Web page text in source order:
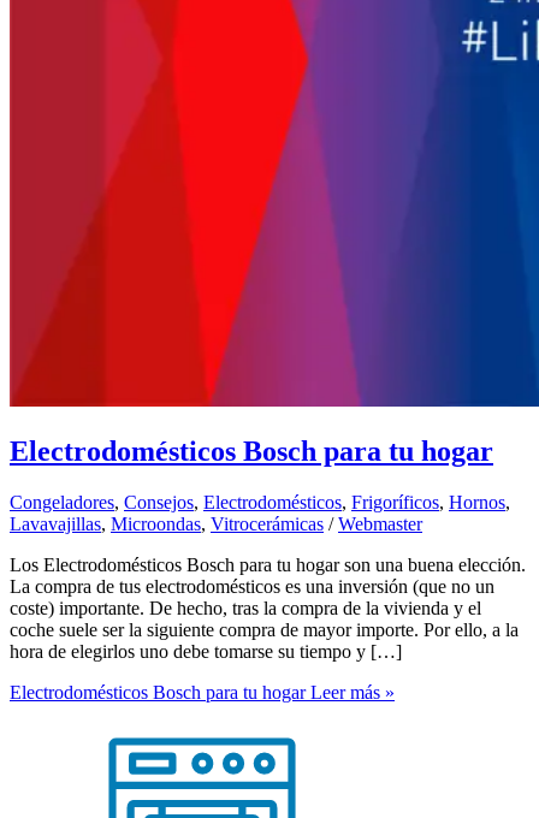
Electrodomésticos Bosch para tu hogar
Congeladores, Consejos, Electrodomésticos, Frigoríficos, Hornos,
Lavavajillas, Microondas, Vitrocerámicas /Webmaster
Los Electrodomésticos Bosch para tu hogar son una buena elección.
La compra de tus electrodomésticos es una inversión (que no un
coste) importante. De hecho, tras la compra de la vivienda y el
coche suele ser la siguiente compra de mayor importe. Por ello, a la
hora de elegirlos uno debe tomarse su tiempo y […]
Electrodomésticos Bosch para tu hogarLeer más »